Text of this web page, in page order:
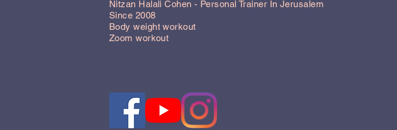
Nitzan Halali Cohen - Personal Trainer In Jerusalem
Since 2008
Body weight workout
Zoom workout